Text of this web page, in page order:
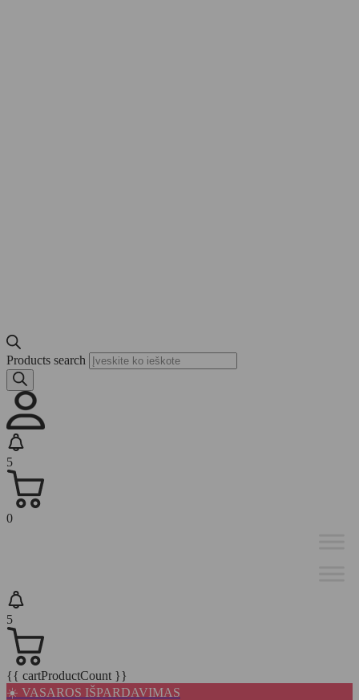
Products search
5
0
5
{{ cartProductCount }}
☀️ VASAROS IŠPARDAVIMAS